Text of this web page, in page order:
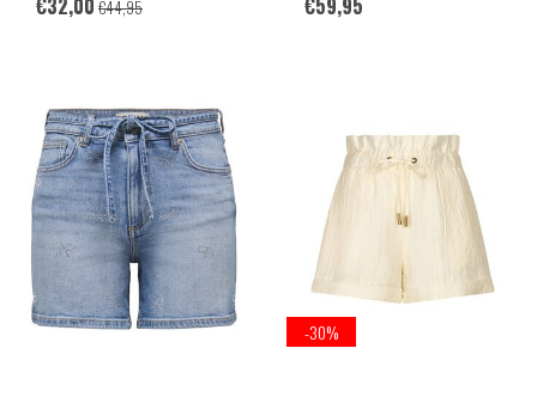
€32,00 €44,95
€59,95
-30%